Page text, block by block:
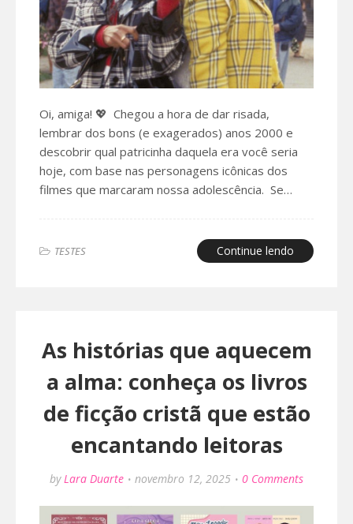
Oi, amiga! 💖 Chegou a hora de dar risada,
lembrar dos bons (e exagerados) anos 2000 e
descobrir qual patricinha daquela era você seria
hoje, com base nas personagens icônicas dos
filmes que marcaram nossa adolescência. Se…
TESTES Continue lendo
As histórias que aquecem
a alma: conheça os livros
de ficção cristã que estão
encantando leitoras
by Lara Duarte novembro 12, 2025 0 Comments